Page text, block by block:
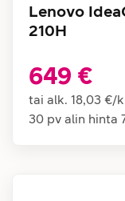
Lenovo
210H
649 €
tai alk. 18,03 €/
30 pv alin hinta